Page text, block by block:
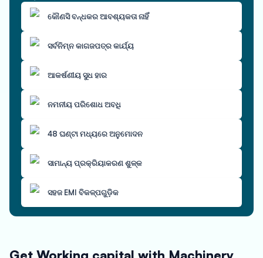
କୌଣସି ବନ୍ଧକର ଆବଶ୍ୟକତା ନାହିଁ
ସର୍ବନିମ୍ନ କାଗଜପତ୍ର କାର୍ଯ୍ୟ
ଆକର୍ଷଣୀୟ ସୁଧ ହାର
ନମନୀୟ ପରିଶୋଧ ଅବଧି
48 ଘଣ୍ଟା ମଧ୍ୟରେ ଅନୁମୋଦନ
ସାମାନ୍ୟ ପ୍ରକ୍ରିୟାକରଣ ଶୁଳ୍କ
ସହଜ EMI ବିକଳ୍ପଗୁଡ଼ିକ
Get Working capital with Machinery